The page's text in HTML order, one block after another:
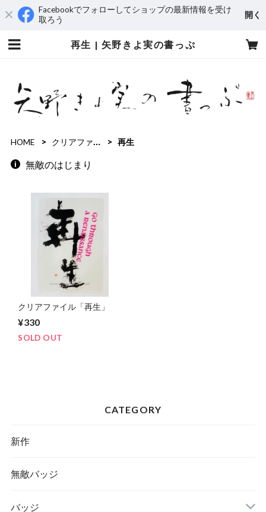
Facebookでフォローしてショップの最新情報を受け
取ろう
開く
再生 | 矢野きよ実の書っぷ
HOME クリアファイル 再生
無敵のはじまり
クリアファイル「再生」
¥330
SOLD OUT
CATEGORY
新作
無敵バッジ
バッジ